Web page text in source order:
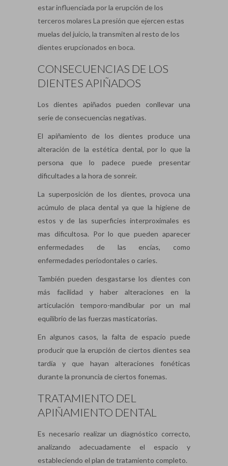
estar influenciada por la erupción de los
terceros molares La presión que ejercen estas
muelas del juicio, la transmiten al resto de los
dientes erupcionados en boca.
CONSECUENCIAS DE LOS
DIENTES APIÑADOS
Los dientes apiñados pueden conllevar una
serie de consecuencias negativas.
El apiñamiento de los dientes produce una
alteración de la estética dental, por lo que la
persona que lo padece puede presentar
dificultades a la hora de sonreír.
La superposición de los dientes, provoca una
acúmulo de placa dental ya que la higiene de
estos y de las superficies interproximales es
mas dificultosa. Por lo que pueden aparecer
enfermedades de las encías, como
enfermedades periodontales o caries.
También pueden desgastarse los dientes con
más facilidad y haber alteraciones en la
articulación temporo-mandibular por un mal
equilibrio de las fuerzas masticatorias.
En algunos casos, la falta de espacio puede
producir que la erupción de ciertos dientes sea
tardía y que hayan alteraciones fonéticas
durante la pronuncia de ciertos fonemas.
TRATAMIENTO DEL
APIÑAMIENTO DENTAL
Es necesario realizar un diagnóstico correcto,
analizando adecuadamente el espacio y
estableciendo el plan de tratamiento completo.